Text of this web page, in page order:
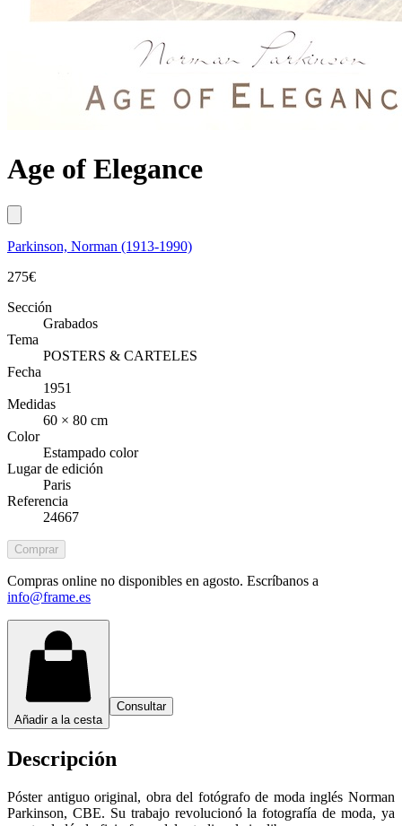
Age of Elegance
Parkinson, Norman (1913-1990)
275€
Sección
Grabados
Tema
POSTERS & CARTELES
Fecha
1951
Medidas
60 × 80 cm
Color
Estampado color
Lugar de edición
Paris
Referencia
24667
Comprar
Compras online no disponibles en agosto. Escríbanos a
info@frame.es
Añadir a la cesta
Consultar
Descripción
Póster antiguo original, obra del fotógrafo de moda inglés Norman
Parkinson, CBE. Su trabajo revolucionó la fotografía de moda, ya